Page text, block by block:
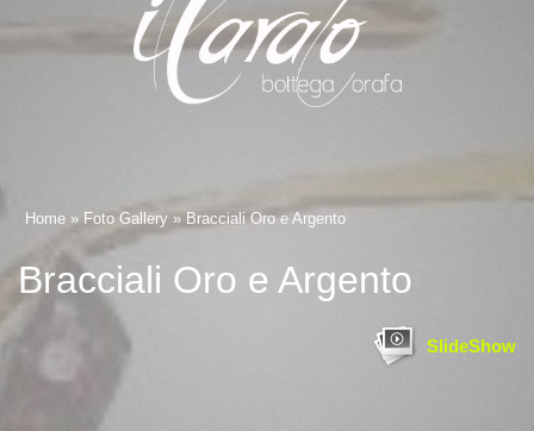
Il Carato - Bottega Orafa
Home » Foto Gallery » Bracciali Oro e Argento
Bracciali Oro e Argento
SlideShow